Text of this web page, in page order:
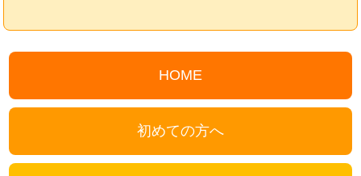
HOME
初めての方へ